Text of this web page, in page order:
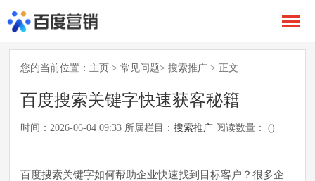
您的当前位置： 主页 >常见问题>搜索推广 > 正文
百度搜索关键字快速获客秘籍
时间：2026-06-04 09:33 所属栏目：搜索推广 阅读数量： ()
百度搜索关键字如何帮助企业快速找到目标客户？很多企